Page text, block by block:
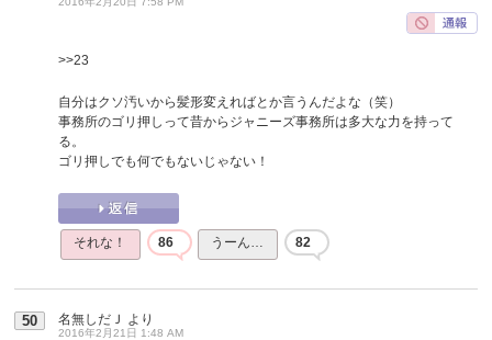
>>23
自分はクソ汚いから髪形変えればとか言うんだよな（笑）
事務所のゴリ押しって昔からジャニーズ事務所は多大な力を持って
る。
ゴリ押しでも何でもないじゃない！
それな！ 86 うーん… 82
50 名無しだＪ より
2016年2月21日 1:48 AM